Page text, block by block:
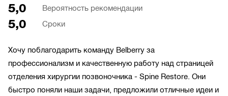
5,0 Вероятность рекомендации
5,0 Сроки
Хочу поблагодарить команду Belberry за
профессионализм и качественную работу над страницей
отделения хирургии позвоночника - Spine Restore. Они
быстро поняли наши задачи, предложили отличные идеи и